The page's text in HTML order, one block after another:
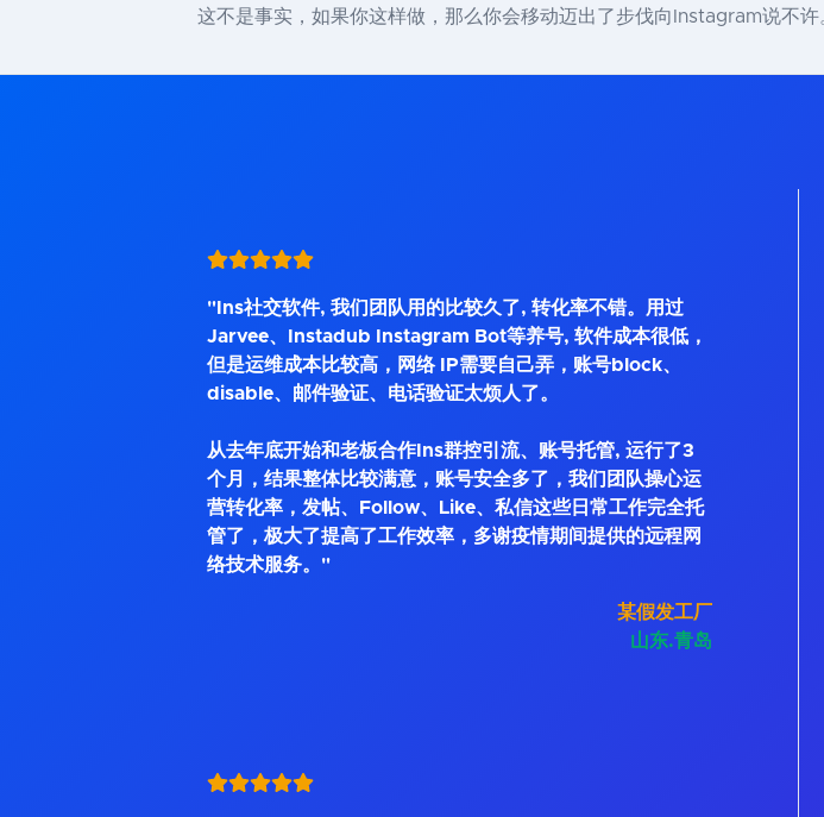
这不是事实，如果你这样做，那么你会移动迈出了步伐向Instagram说不
"Ins社交软件, 我们团队用的比较久了, 转化率不错。用过
Jarvee、Instadub Instagram Bot等养号, 软件成本很低，
但是运维成本比较高，网络 IP需要自己弄，账号block、
disable、邮件验证、电话验证太烦人了。
从去年底开始和老板合作Ins群控引流、账号托管, 运行了3
个月，结果整体比较满意，账号安全多了，我们团队操心运
营转化率，发帖、Follow、Like、私信这些日常工作完全托
管了，极大了提高了工作效率，多谢疫情期间提供的远程网
络技术服务。"
某假发工厂
山东.青岛